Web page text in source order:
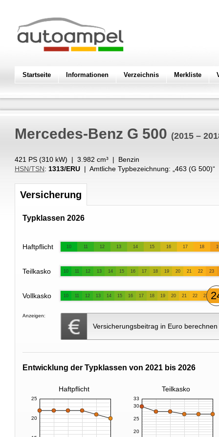
Startseite Informationen Verzeichnis Merkliste
Mercedes-Benz G 500 (2015 –
421 PS (310 kW) | 3.982 cm³ | Benzin
HSN/TSN: 1313/ERU | Amtliche Typbezeichnung: „ 463 (G 500)“
Versicherung
Typklassen 2026
Haftpflicht 10 11 12 13 14 15 16 17 18
Teilkasko 10 11 12 13 14 15 16 17 18 19 20 21 22 23
Vollkasko 10 11 12 13 14 15 16 17 18 19 20 21 22 23
Anzeigen:
Versicherungsbeitrag in Euro berechnen
Entwicklung der Typklassen von 2021 bis 2026
Haftpflicht Teilkasko
20
25
20
25
30
33